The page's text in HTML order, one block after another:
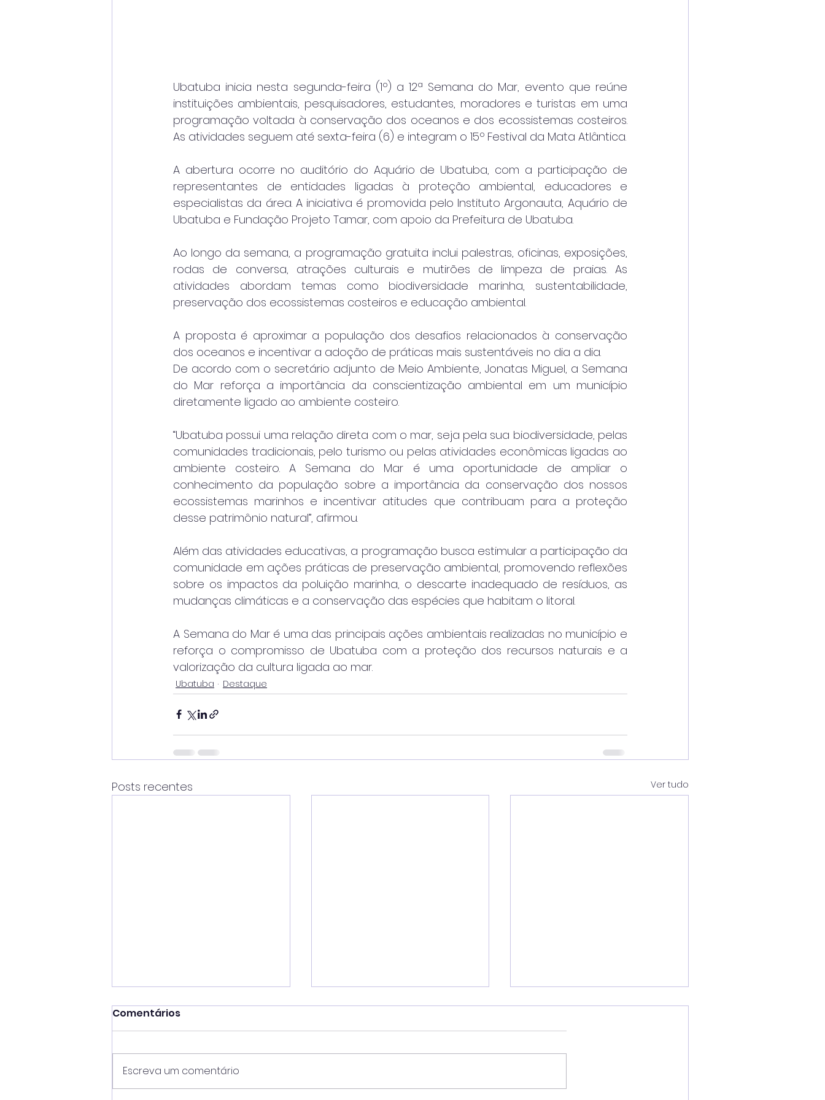
Ubatuba inicia nesta segunda-feira (1º) a 12ª Semana do Mar, evento que reúne
instituições ambientais, pesquisadores, estudantes, moradores e turistas em uma
programação voltada à conservação dos oceanos e dos ecossistemas costeiros.
As atividades seguem até sexta-feira (6) e integram o 15º Festival da Mata Atlântica.
A abertura ocorre no auditório do Aquário de Ubatuba, com a participação de
representantes de entidades ligadas à proteção ambiental, educadores e
especialistas da área. A iniciativa é promovida pelo Instituto Argonauta, Aquário de
Ubatuba e Fundação Projeto Tamar, com apoio da Prefeitura de Ubatuba.
Ao longo da semana, a programação gratuita inclui palestras, oficinas, exposições,
rodas de conversa, atrações culturais e mutirões de limpeza de praias. As
atividades abordam temas como biodiversidade marinha, sustentabilidade,
preservação dos ecossistemas costeiros e educação ambiental.
A proposta é aproximar a população dos desafios relacionados à conservação
dos oceanos e incentivar a adoção de práticas mais sustentáveis no dia a dia.
De acordo com o secretário adjunto de Meio Ambiente, Jonatas Miguel, a Semana
do Mar reforça a importância da conscientização ambiental em um município
diretamente ligado ao ambiente costeiro.
“Ubatuba possui uma relação direta com o mar, seja pela sua biodiversidade, pelas
comunidades tradicionais, pelo turismo ou pelas atividades econômicas ligadas ao
ambiente costeiro. A Semana do Mar é uma oportunidade de ampliar o
conhecimento da população sobre a importância da conservação dos nossos
ecossistemas marinhos e incentivar atitudes que contribuam para a proteção
desse patrimônio natural”, afirmou.
Além das atividades educativas, a programação busca estimular a participação da
comunidade em ações práticas de preservação ambiental, promovendo reflexões
sobre os impactos da poluição marinha, o descarte inadequado de resíduos, as
mudanças climáticas e a conservação das espécies que habitam o litoral.
A Semana do Mar é uma das principais ações ambientais realizadas no município e
reforça o compromisso de Ubatuba com a proteção dos recursos naturais e a
valorização da cultura ligada ao mar.
Ubatuba Destaque
Posts recentes Ver tudo
Comentários
Escreva um comentário